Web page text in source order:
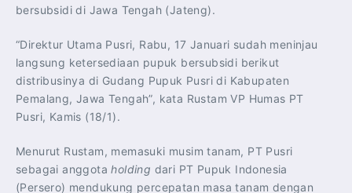
bersubsidi di Jawa Tengah (Jateng).
“Direktur Utama Pusri, Rabu, 17 Januari sudah meninjau
langsung ketersediaan pupuk bersubsidi berikut
distribusinya di Gudang Pupuk Pusri di Kabupaten
Pemalang, Jawa Tengah”, kata Rustam VP Humas PT
Pusri, Kamis (18/1).
Menurut Rustam, memasuki musim tanam, PT Pusri
sebagai anggotaholding dari PT Pupuk Indonesia
(Persero) mendukung percepatan masa tanam dengan